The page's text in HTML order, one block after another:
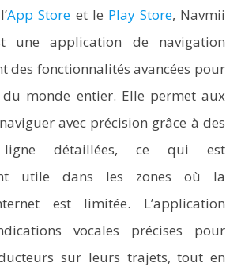
App Store et le Play Store, Navmii
une application de navigation
des fonctionnalités avancées pour
monde entier. Elle permet aux
avec précision grâce à des
détaillées, ce qui est
utile dans les zones où la
est limitée. L’application
vocales précises pour
sur leurs trajets, tout en